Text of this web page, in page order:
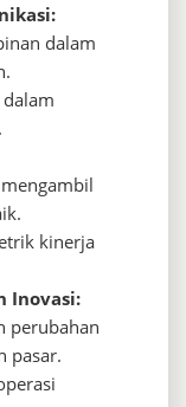
dalam
kinerja
Inovasi:
perubahan
pasar.